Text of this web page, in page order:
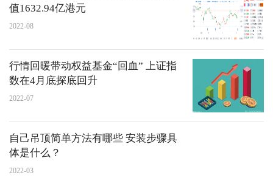
值1632.94亿港元
2022-08
行情回暖带动权益基金“回血” 上证指
数在4月底探底回升
2022-07
自己吊顶简单方法有哪些 安装步骤具
体是什么？
2022-03